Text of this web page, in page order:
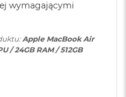
HDR10 i HLG
formaty: m.in.
wymagającymi
Apple MacBook Air
/ 24GB RAM / 512GB